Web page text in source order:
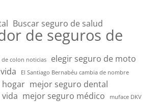
Buscar seguro de salud
de seguros de
de colon noticias
elegir seguro de moto
El Santiago Bernabéu cambia de nombre
hogar mejor seguro dental
mejor seguro médico
muface DKV